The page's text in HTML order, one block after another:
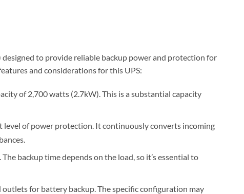
to provide reliable backup power and protection for
and considerations for this UPS:
of 2,700 watts (2.7kW). This is a substantial capacity
level of power protection. It continuously converts incoming
backup time depends on the load, so it’s essential to
for battery backup. The specific configuration may